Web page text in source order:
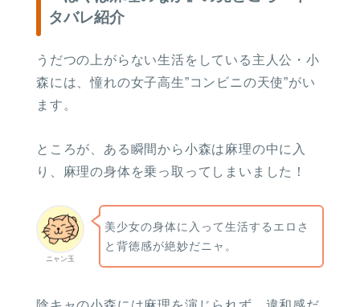
タバレ紹介
うだつの上がらない生活をしている主人公・小
森には、憧れの女子高生”コンビニの天使”がい
ます。
ところが、ある瞬間から小森は麻理の中に入
り、麻理の身体を乗っ取ってしまいました！
ニャン玉
美少女の身体に入って生活するエロさ
と背徳感が絶妙だニャ。